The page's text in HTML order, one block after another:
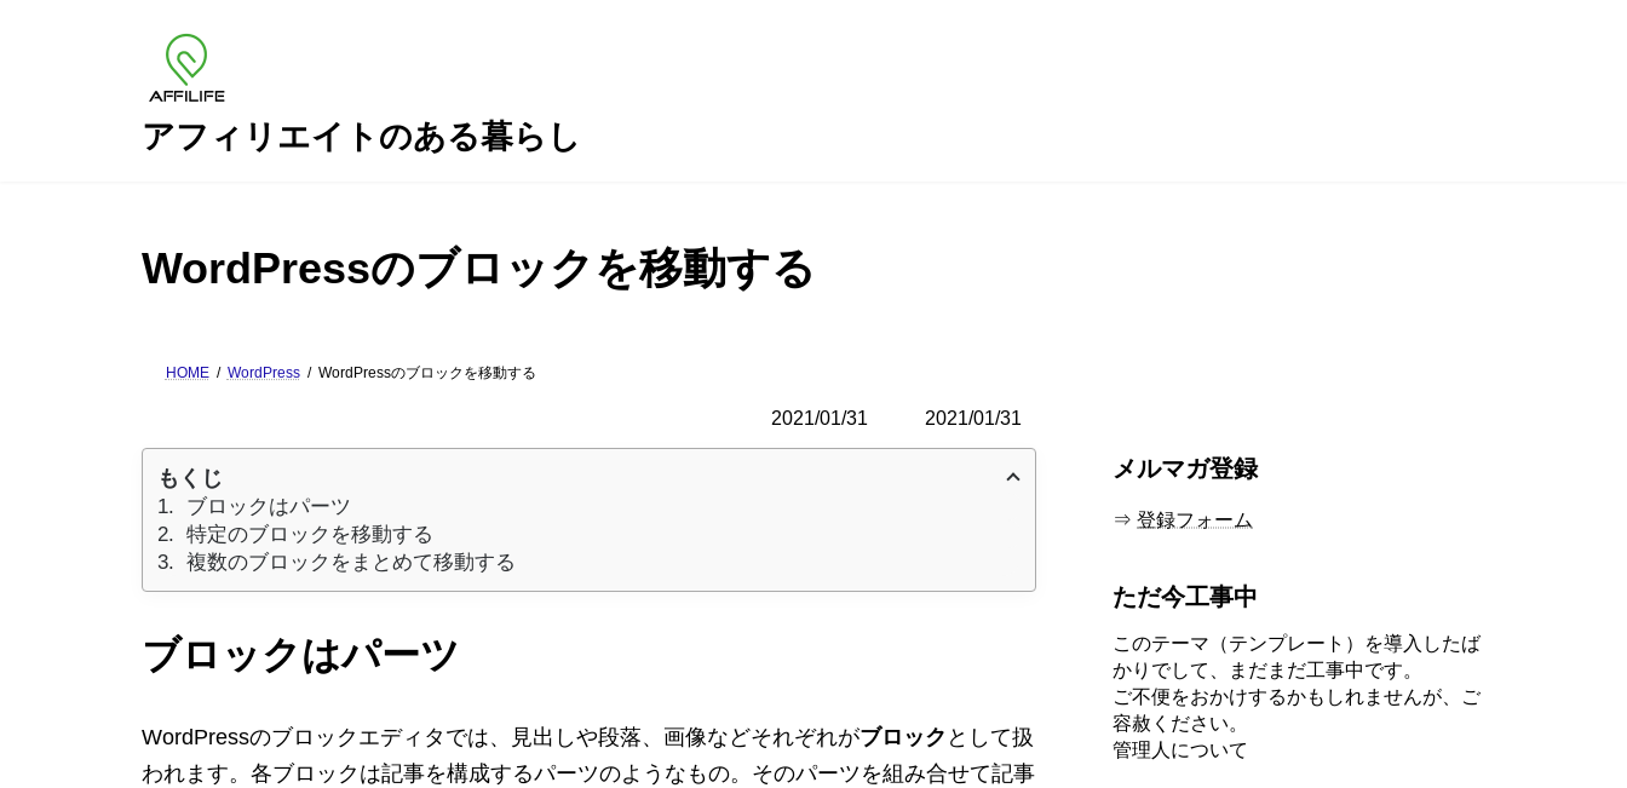
アフィリエイトのある暮らし
WordPressのブロックを移動する
HOME WordPress WordPressのブロックを移動する
2021/01/31
最
終
2021/01/31
もくじ
ブロックはパーツ
特定のブロックを移動する
複数のブロックをまとめて移動する
ブロックはパーツ
WordPressのブロックエディタでは、見出しや段落、画像などそれぞれがブロック として扱
われます。各ブロックは記事を構成するパーツのようなもの。そのパーツを組み合せて記事
メルマガ登録
⇒登録フォーム
ただ今工事中
このテーマ（テンプレート）を導入したば
かりでして、まだまだ工事中です。
ご不便をおかけするかもしれませんが、ご
容赦ください。
管理人について